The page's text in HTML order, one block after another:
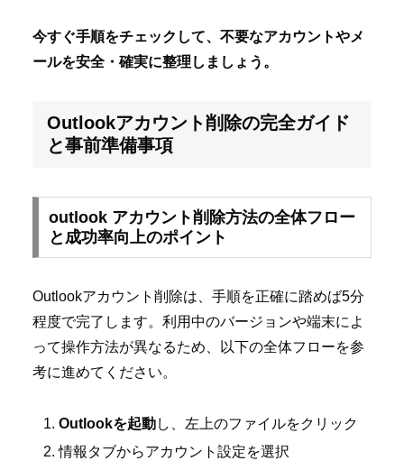
今すぐ手順をチェックして、不要なアカウントやメ
ールを安全・確実に整理しましょう。
Outlookアカウント削除の完全ガイド
と事前準備事項
outlook アカウント削除方法の全体フロー
と成功率向上のポイント
Outlookアカウント削除は、手順を正確に踏めば5分
程度で完了します。利用中のバージョンや端末によ
って操作方法が異なるため、以下の全体フローを参
考に進めてください。
Outlookを起動し、左上のファイルをクリック
情報タブからアカウント設定を選択